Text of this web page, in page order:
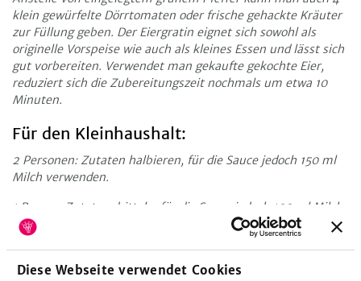
Diese Webseite verwendet Cookies
klein gewürfelte Dörrtomaten oder frische gehackte Kräuter
zur Füllung geben. Der Eiergratin eignet sich sowohl als
originelle Vorspeise wie auch als kleines Essen und lässt sich
gut vorbereiten. Verwendet man gekaufte gekochte Eier,
reduziert sich die Zubereitungszeit nochmals um etwa 10
Minuten.
Für den Kleinhaushalt:
2 Personen: Zutaten halbieren, für die Sauce jedoch 150 ml
Milch verwenden.
1 Person: Zutaten dritteln, für die Sauce jedoch 100 ml Milch
und 1–2 Esslöffel Rahm verwenden.